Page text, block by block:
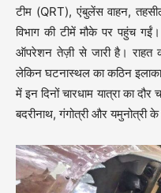
टीम (QRT), एंबुलेंस वाहन,
विभाग की टीमें मौके पर पहुंच
ऑपरेशन तेज़ी से जारी है। राहत
लेकिन घटनास्थल का कठिन इलाका
में इन दिनों चारधाम यात्रा का
बदरीनाथ, गंगोत्री और यमुनोत्री